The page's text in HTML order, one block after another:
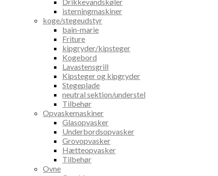
isterningmaskiner
koge/stegeudstyr
bain-marie
Friture
kipgryder/kipsteger
Kogebord
Lavastensgrill
Kipsteger og kipgryder
Stegeplade
neutral sektion/understel
Tilbehør
Opvaskemaskiner
Glasopvasker
Underbordsopvasker
Grovopvasker
Hætteopvasker
Tilbehør
Ovne